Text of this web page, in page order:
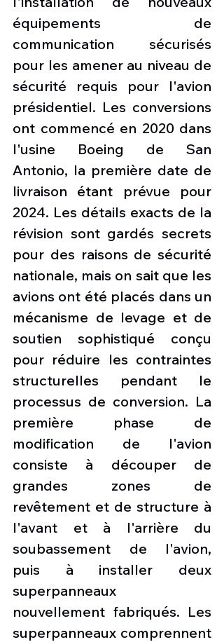
équipements de
communication sécurisés
pour les amener au niveau de
sécurité requis pour l'avion
présidentiel. Les conversions
ont commencé en 2020 dans
l'usine Boeing de San
Antonio, la première date de
livraison étant prévue pour
2024. Les détails exacts de la
révision sont gardés secrets
pour des raisons de sécurité
nationale, mais on sait que les
avions ont été placés dans un
mécanisme de levage et de
soutien sophistiqué conçu
pour réduire les contraintes
structurelles pendant le
processus de conversion. La
première phase de
modification de l'avion
consiste à découper de
grandes zones de
revêtement et de structure à
l'avant et à l'arrière du
soubassement de l'avion,
puis à installer deux
superpanneaux
nouvellement fabriqués. Les
superpanneaux comprennent